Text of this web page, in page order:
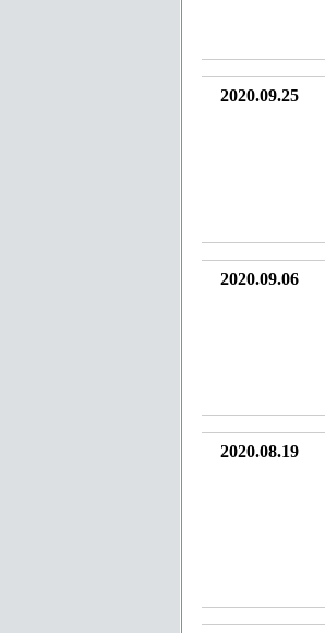
2020.09.25
2020.09.06
2020.08.19